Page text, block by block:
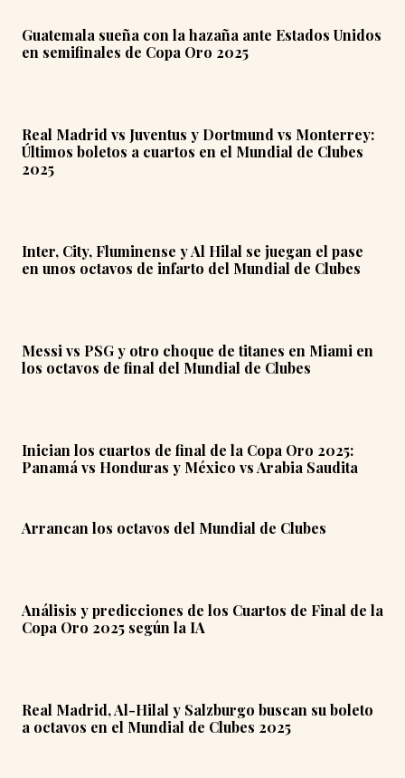
Guatemala sueña con la hazaña ante Estados Unidos
en semifinales de Copa Oro 2025
Real Madrid vs Juventus y Dortmund vs Monterrey:
Últimos boletos a cuartos en el Mundial de Clubes
2025
Inter, City, Fluminense y Al Hilal se juegan el pase
en unos octavos de infarto del Mundial de Clubes
Messi vs PSG y otro choque de titanes en Miami en
los octavos de final del Mundial de Clubes
Inician los cuartos de final de la Copa Oro 2025:
Panamá vs Honduras y México vs Arabia Saudita
Arrancan los octavos del Mundial de Clubes
Análisis y predicciones de los Cuartos de Final de la
Copa Oro 2025 según la IA
Real Madrid, Al-Hilal y Salzburgo buscan su boleto
a octavos en el Mundial de Clubes 2025